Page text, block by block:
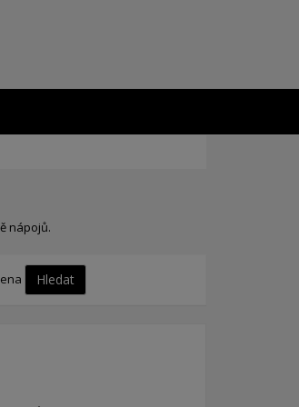
nápojů.
Hledat